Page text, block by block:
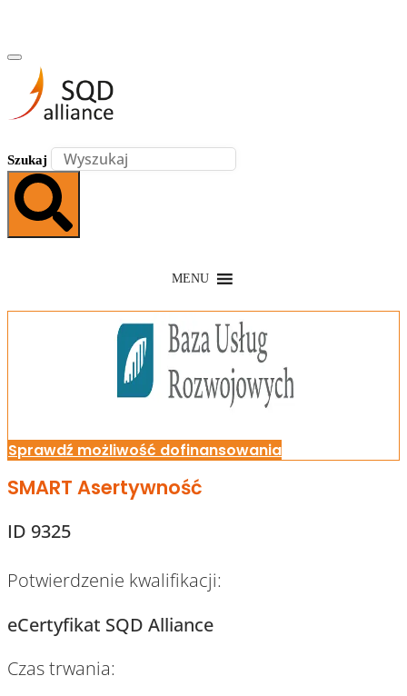
Szukaj
MENU
Sprawdź możliwość dofinansowania
SMART Asertywność
ID 9325
Potwierdzenie kwalifikacji:
eCertyfikat SQD Alliance
Czas trwania: